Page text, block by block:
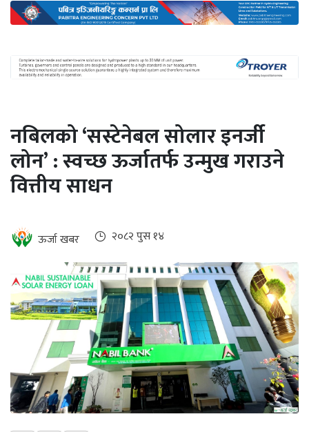
ऊर्जा
दक्षता
खबर
हरित
हाइड्रोजन
सम्पादकीय
बैंक
पर्यटन
भिडियो
छापा
खोज
नबिलको ‘सस्टेनेबल सोलार इनर्जी
लोन’ : स्वच्छ ऊर्जातर्फ उन्मुख गराउने
वित्तीय साधन
ऊर्जा खबर २०८२ पुस १४